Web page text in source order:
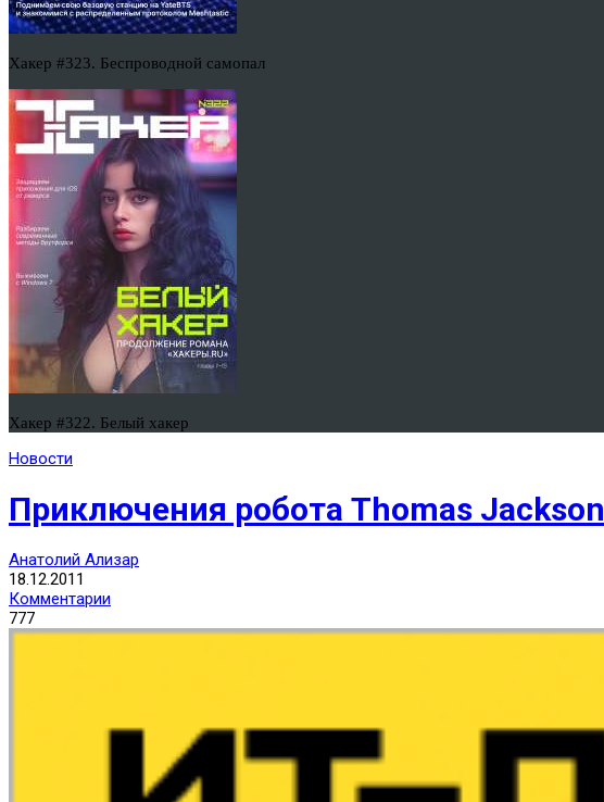
Хакер #323. Беспроводной самопал
Хакер #322. Белый хакер
Новости
Приключения робота Thomas Jackson
Анатолий Ализар
18.12.2011
Комментарии
777